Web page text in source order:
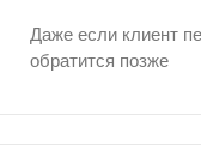
Даже если клиент
обратится позже